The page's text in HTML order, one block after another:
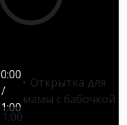
0:00
/
1:00
Открытка для
мамы с бабочкой
1:00